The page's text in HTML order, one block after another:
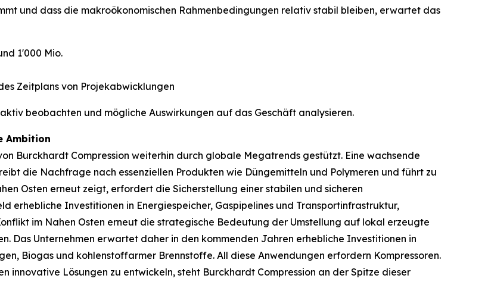
und dass die makroökonomischen Rahmenbedingungen relativ stabil bleiben, erwartet das
1'000 Mio.
Zeitplans von Projekabwicklungen
beobachten und mögliche Auswirkungen auf das Geschäft analysieren.
Ambition
Burckhardt Compression weiterhin durch globale Megatrends gestützt. Eine wachsende
die Nachfrage nach essenziellen Produkten wie Düngemitteln und Polymeren und führt zu
Osten erneut zeigt, erfordert die Sicherstellung einer stabilen und sicheren
erhebliche Investitionen in Energiespeicher, Gaspipelines und Transportinfrastruktur,
im Nahen Osten erneut die strategische Bedeutung der Umstellung auf lokal erzeugte
Das Unternehmen erwartet daher in den kommenden Jahren erhebliche Investitionen in
Biogas und kohlenstoffarmer Brennstoffe. All diese Anwendungen erfordern Kompressoren.
innovative Lösungen zu entwickeln, steht Burckhardt Compression an der Spitze dieser